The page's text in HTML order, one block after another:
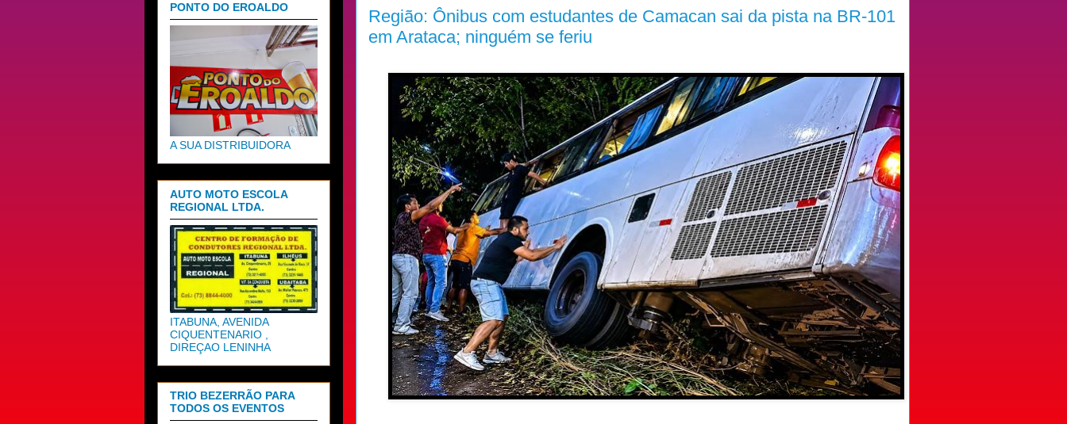
Região: Ônibus com estudantes de Camacan sai da pista na BR-101
em Arataca; ninguém se feriu
PONTO DO EROALDO
A SUA DISTRIBUIDORA
AUTO MOTO ESCOLA
REGIONAL LTDA.
ITABUNA, AVENIDA
CIQUENTENARIO ,
DIREÇAO LENINHA
TRIO BEZERRÃO PARA
TODOS OS EVENTOS